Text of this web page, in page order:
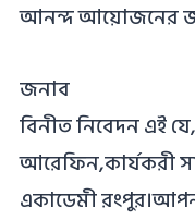
আনন্দ আয়োজনের
জনাব
বিনীত নিবেদন এই
আরেফিন,কার্যকরী
একাডেমী